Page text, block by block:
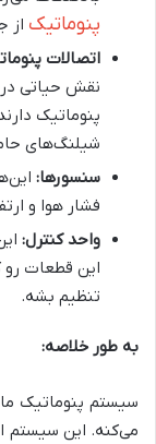
پنوماتیک از
اتصالات
نقش حیاتی
پنوماتیک
شیلنگ‌های
سنسورها:
فشار هوا و
واحد کنترل:
این قطعات رو
تنظیم بشه.
به طور خلاصه:
سیستم پنوماتیک
می‌کنه. این سیستم